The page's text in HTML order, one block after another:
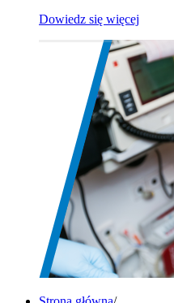
Dowiedz się więcej